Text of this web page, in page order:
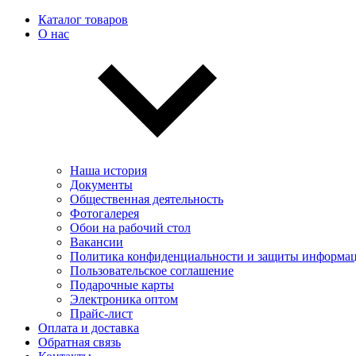
Каталог товаров
О нас
Наша история
Документы
Общественная деятельность
Фотогалерея
Обои на рабочий стол
Вакансии
Политика конфиденциальности и защиты
Пользовательскоe соглашение
Подарочные карты
Электроника оптом
Прайс-лист
Оплата и доставка
Обратная связь